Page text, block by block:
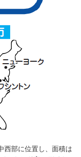
西部に位置し、面積は